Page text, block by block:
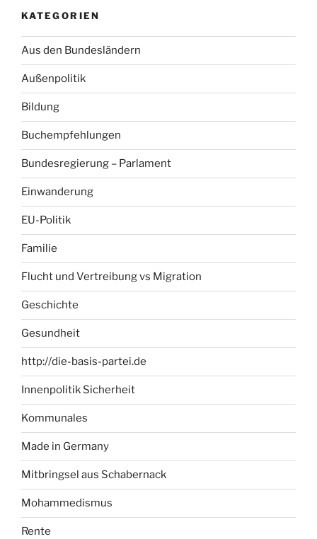
KATEGORIEN
Aus den Bundesländern
Außenpolitik
Bildung
Buchempfehlungen
Bundesregierung – Parlament
Einwanderung
EU-Politik
Familie
Flucht und Vertreibung vs Migration
Geschichte
Gesundheit
http://die-basis-partei.de
Innenpolitik Sicherheit
Kommunales
Made in Germany
Mitbringsel aus Schabernack
Mohammedismus
Rente